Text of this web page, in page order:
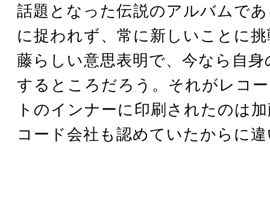
話題となった伝説のアルバムで
に捉われず、常に新しいことに
藤らしい意思表明で、今なら自身
するところだろう。それがレコ
トのインナーに印刷されたのは
コード会社も認めていたからに